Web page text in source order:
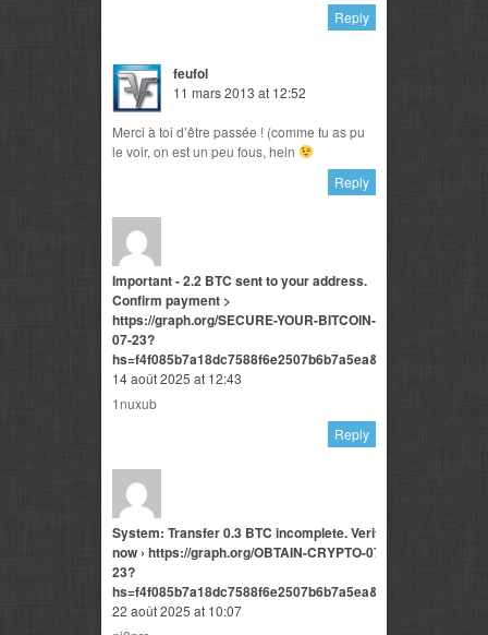
Reply
feufol
11 mars 2013 at 12:52
Merci à toi d’être passée ! (comme tu as pu
le voir, on est un peu fous, hein
Reply
Important - 2.2 BTC sent to your address.
Confirm payment >
https://graph.org/SECURE-YOUR-BITCOIN-
07-23?
hs=f4f085b7a18dc7588f6e2507b6b7a5ea&
14 août 2025 at 12:43
1nuxub
Reply
System: Transfer 0.3 BTC incomplete. Verify
now › https://graph.org/OBTAIN-CRYPTO-07-
23?
hs=f4f085b7a18dc7588f6e2507b6b7a5ea&
22 août 2025 at 10:07